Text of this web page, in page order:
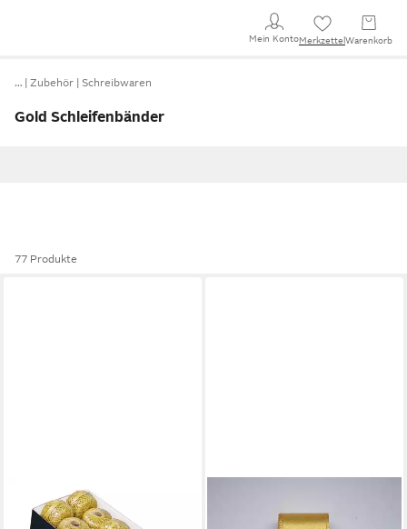
Mein KontoMerkzettel Warenkorb
… Zubehör Schreibwaren
Gold Schleifenbänder
77 Produkte
CLAIREFONTAINE
Geschenkband Set mit 10
Geschenkband STOFF- BAND